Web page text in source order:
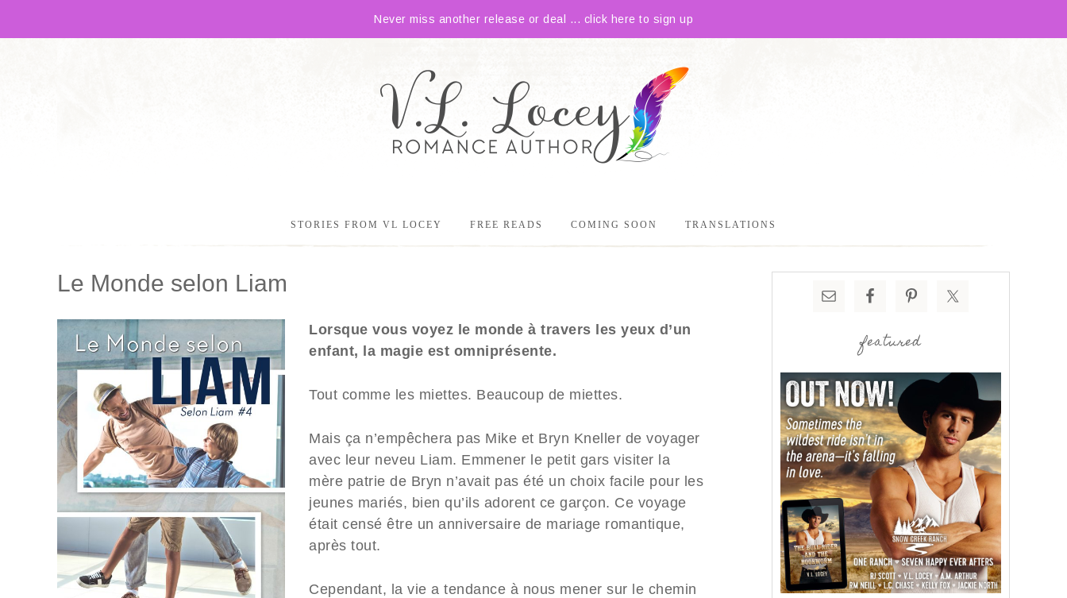
Never miss another release or deal ... click here to sign up
STORIES FROM VL LOCEY FREE READS COMING SOON TRANSLATIONS
Le Monde selon Liam
Lorsque vous voyez le monde à travers les yeux d’un
enfant, la magie est omniprésente.
Tout comme les miettes. Beaucoup de miettes.
Mais ça n’empêchera pas Mike et Bryn Kneller de voyager
avec leur neveu Liam. Emmener le petit gars visiter la
mère patrie de Bryn n’avait pas été un choix facile pour les
jeunes mariés, bien qu’ils adorent ce garçon. Ce voyage
était censé être un anniversaire de mariage romantique,
après tout.
Cependant, la vie a tendance à nous mener sur le chemin
featured